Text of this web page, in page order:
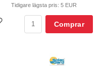
Tidigare lägsta pris: 5 EUR
Comprar